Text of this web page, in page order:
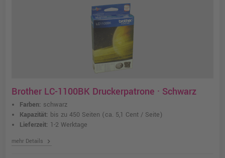
Brother LC-1100BK Druckerpatrone · Schwarz
Farben: schwarz
Kapazität: bis zu 450 Seiten (ca. 5,1 Cent / Seite)
Lieferzeit: 1-2 Werktage
mehr Details chevron_right